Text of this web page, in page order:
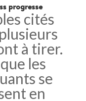
progresse
cités
à tirer.
les
se
en